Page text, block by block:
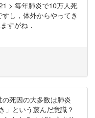
> 毎年肺炎で10万人死
し，体外からやってき
すがね．
死因の大多数は肺炎
」という蔑んだ意識？